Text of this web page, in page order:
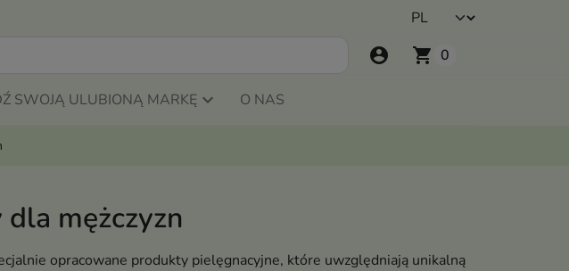
account_circle shopping_cart 0
SWOJĄ ULUBIONĄ MARKĘ O NAS
mężczyzn
opracowane produkty pielęgnacyjne, które uwzględniają unikalną